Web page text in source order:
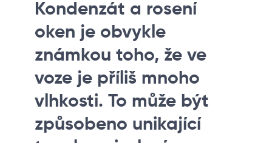
Kondenzát a rosení
oken je obvykle
známkou toho, že ve
voze je příliš mnoho
vlhkosti. To může být
způsobeno unikající